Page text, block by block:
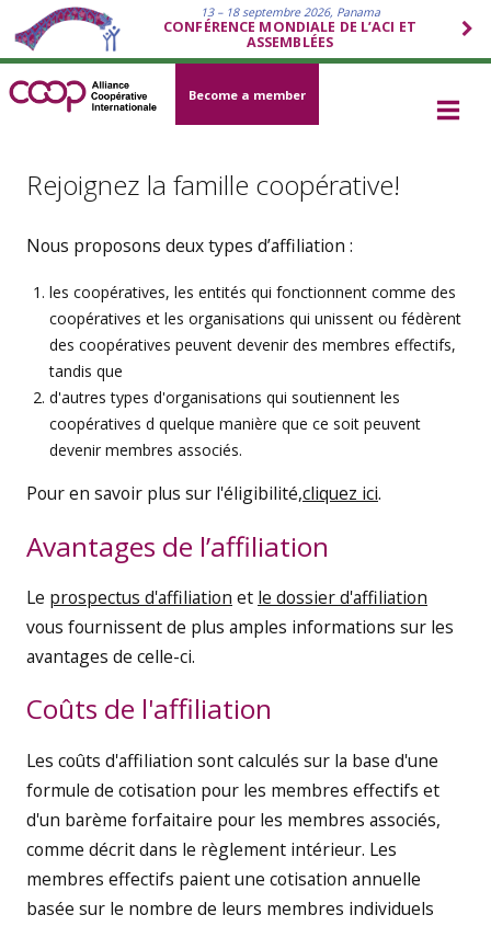
13 – 18 septembre 2026, Panama
CONFÉRENCE MONDIALE DE L’ACI ET
ASSEMBLÉES
Become a member
Rejoignez la famille coopérative!
Nous proposons deux types d’affiliation :
les coopératives, les entités qui fonctionnent comme des
coopératives et les organisations qui unissent ou fédèrent
des coopératives peuvent devenir des membres effectifs,
tandis que
d'autres types d'organisations qui soutiennent les
coopératives d quelque manière que ce soit peuvent
devenir membres associés.
Pour en savoir plus sur l'éligibilité,cliquez ici.
Avantages de l’affiliation
Le prospectus d'affiliation et le dossier d'affiliation
vous fournissent de plus amples informations sur les
avantages de celle-ci.
Coûts de l'affiliation
Les coûts d'affiliation sont calculés sur la base d'une
formule de cotisation pour les membres effectifs et
d'un barème forfaitaire pour les membres associés,
comme décrit dans le règlement intérieur. Les
membres effectifs paient une cotisation annuelle
basée sur le nombre de leurs membres individuels